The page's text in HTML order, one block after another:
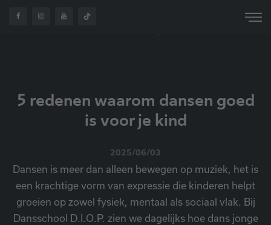
OVER
5 redenen waarom dansen goed
is voor je kind
2025/06/03
Dansen is meer dan alleen bewegen op muziek, het is
een krachtige vorm van expressie die kinderen helpt
groeien op zowel fysiek, mentaal als sociaal vlak. Bij
Dansschool D.I.O.P. zien we dagelijks hoe dans jonge